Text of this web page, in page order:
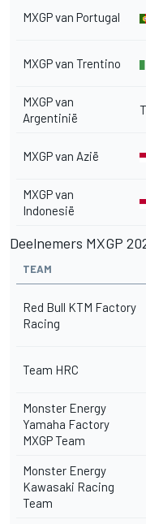
MXGP van Portugal
MXGP van Trentino
MXGP van
Argentinië
MXGP van Azië
MXGP van
Indonesië
Deelnemers MXGP
TEAM
Red Bull KTM Factory
Racing
Team HRC
Monster Energy
Yamaha Factory
MXGP Team
Monster Energy
Kawasaki Racing
Team